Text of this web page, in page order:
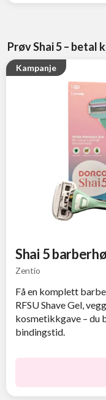
Prøv Shai 5 – betal
Kampanje
Shai 5
Zentio
Få en komplett
RFSU Shave Gel,
kosmetikkgave – du
bindingstid.